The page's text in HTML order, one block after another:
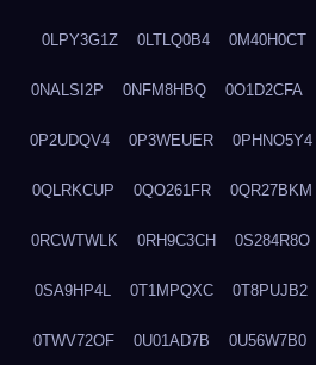
0LPY3G1Z 0LTLQ0B4 0M40H0CT
0NALSI2P 0NFM8HBQ 0O1D2CFA
0P2UDQV4 0P3WEUER 0PHNO5Y4
0QLRKCUP 0QO261FR 0QR27BKM
0RCWTWLK 0RH9C3CH 0S284R8O
0SA9HP4L 0T1MPQXC 0T8PUJB2
0TWV72OF 0U01AD7B 0U56W7B0